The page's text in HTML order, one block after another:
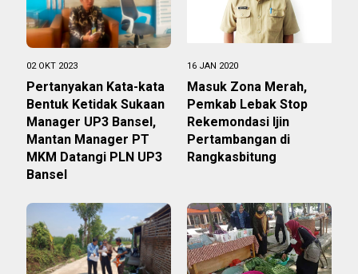
02 OKT 2023
Pertanyakan Kata-kata
Bentuk Ketidak Sukaan
Manager UP3 Bansel,
Mantan Manager PT
MKM Datangi PLN UP3
Bansel
16 JAN 2020
Masuk Zona Merah,
Pemkab Lebak Stop
Rekemondasi Ijin
Pertambangan di
Rangkasbitung